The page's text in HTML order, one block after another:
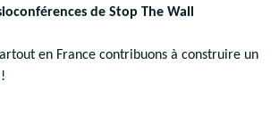
de Stop The Wall
en France contribuons à construire un